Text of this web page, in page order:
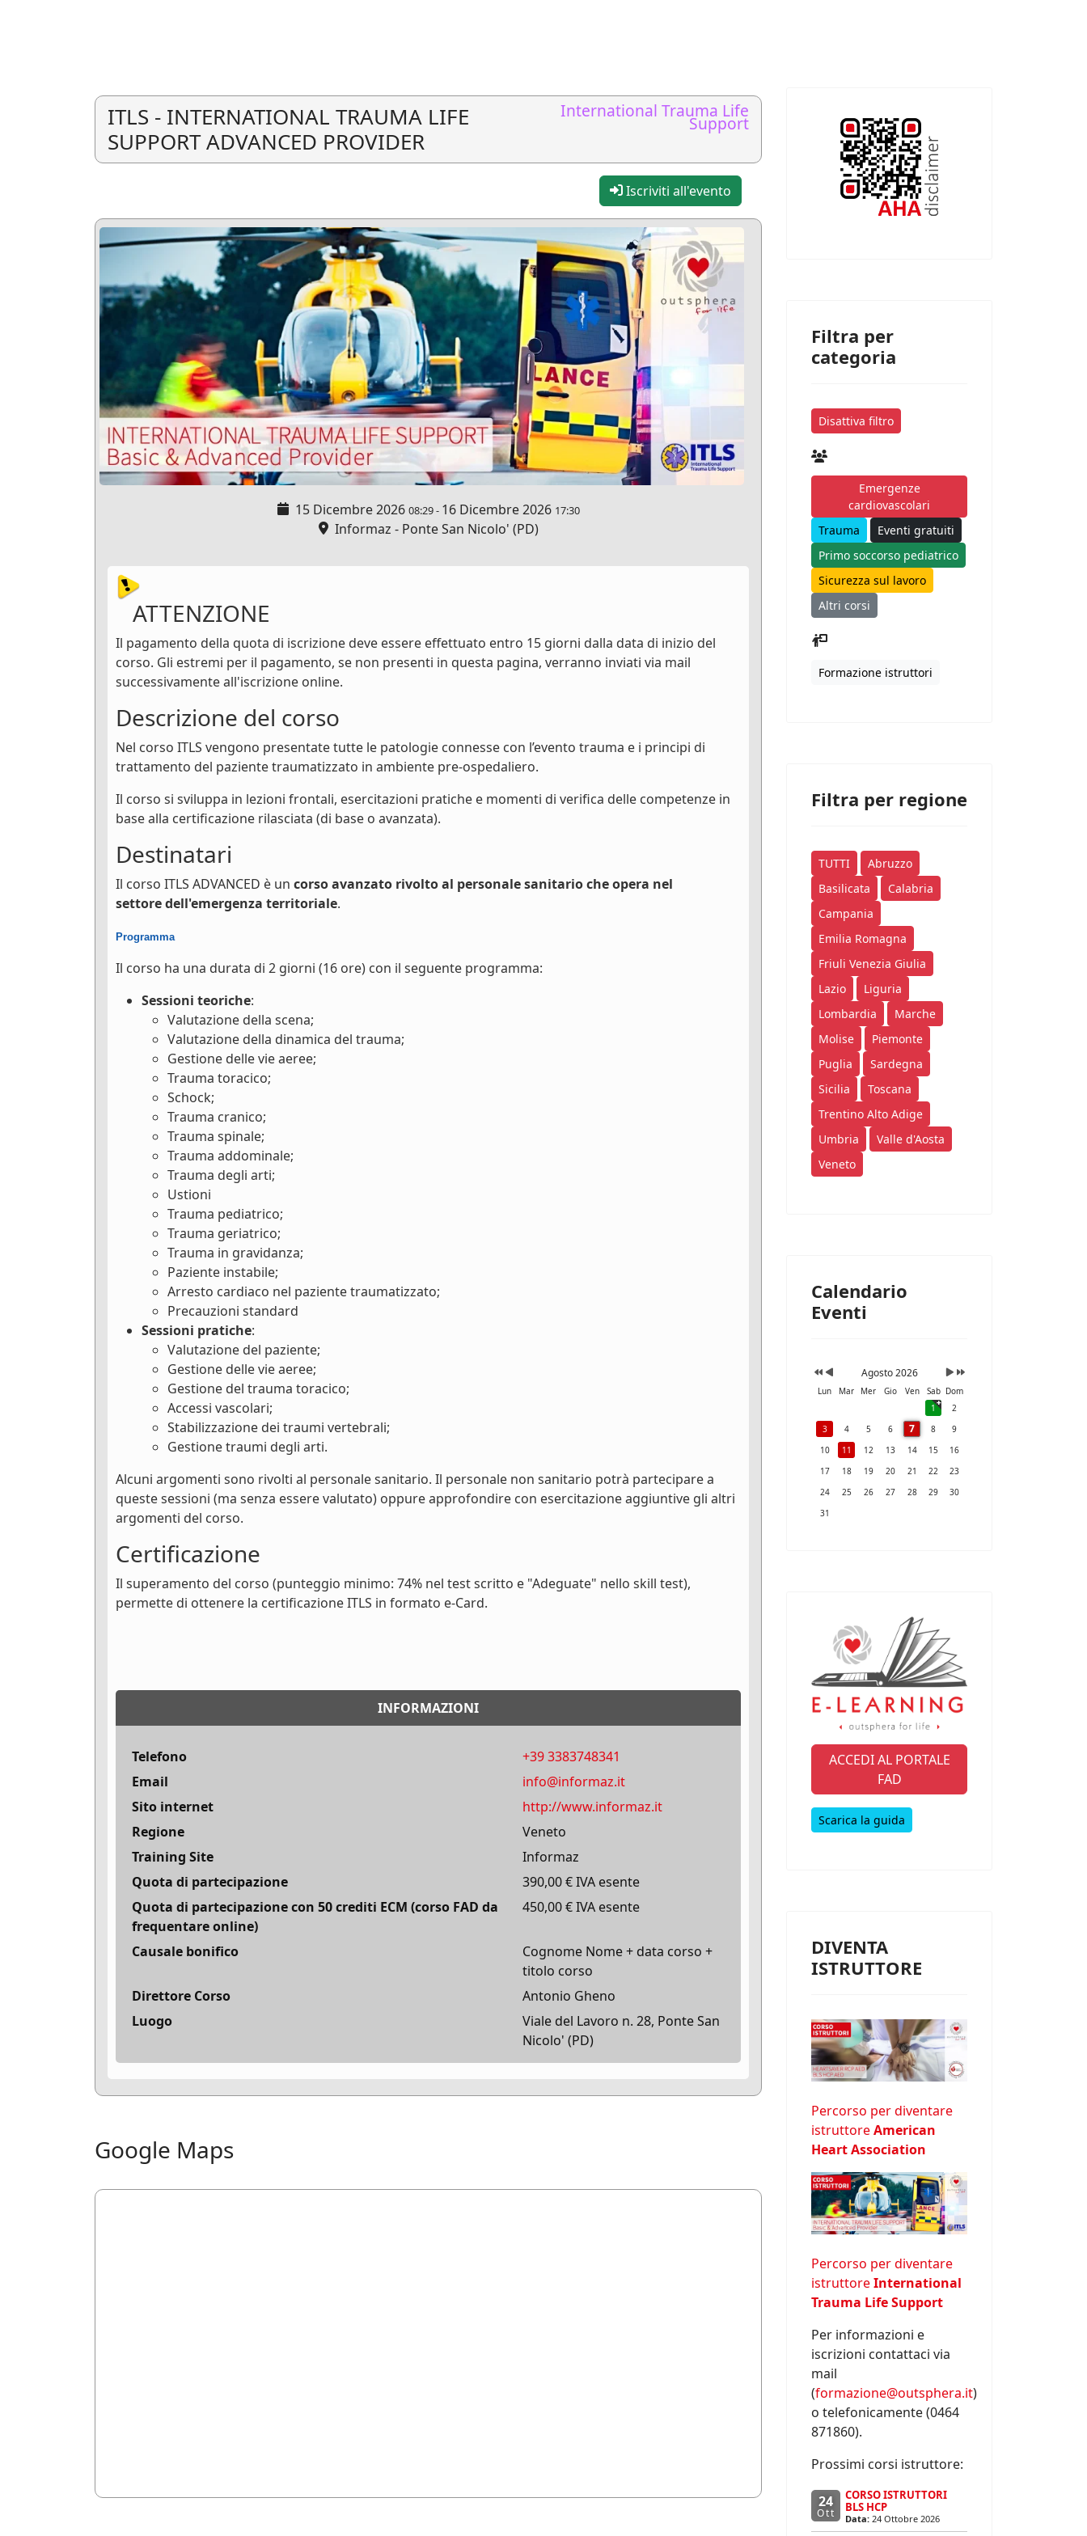
ITLS - INTERNATIONAL TRAUMA LIFE
SUPPORT ADVANCED PROVIDER
International Trauma Life
Support
Iscriviti all'evento
15 Dicembre 2026 08:29- 16 Dicembre 2026 17:30
Informaz - Ponte San Nicolo' (PD)
ATTENZIONE
Il pagamento della quota di iscrizione deve essere effettuato entro 15 giorni dalla data di inizio del
corso. Gli estremi per il pagamento, se non presenti in questa pagina, verranno inviati via mail
successivamente all'iscrizione online.
Descrizione del corso
Nel corso ITLS vengono presentate tutte le patologie connesse con l’evento trauma e i principi di
trattamento del paziente traumatizzato in ambiente pre-ospedaliero.
Il corso si sviluppa in lezioni frontali, esercitazioni pratiche e momenti di verifica delle competenze in
base alla certificazione rilasciata (di base o avanzata).
Destinatari
Il corso ITLS ADVANCED è un corso avanzato rivolto al personale sanitario che opera nel
settore dell'emergenza territoriale.
Programma
Il corso ha una durata di 2 giorni (16 ore) con il seguente programma:
Sessioni teoriche:
Valutazione della scena;
Valutazione della dinamica del trauma;
Gestione delle vie aeree;
Trauma toracico;
Schock;
Trauma cranico;
Trauma spinale;
Trauma addominale;
Trauma degli arti;
Ustioni
Trauma pediatrico;
Trauma geriatrico;
Trauma in gravidanza;
Paziente instabile;
Arresto cardiaco nel paziente traumatizzato;
Precauzioni standard
Sessioni pratiche:
Valutazione del paziente;
Gestione delle vie aeree;
Gestione del trauma toracico;
Accessi vascolari;
Stabilizzazione dei traumi vertebrali;
Gestione traumi degli arti.
Alcuni argomenti sono rivolti al personale sanitario. Il personale non sanitario potrà partecipare a
queste sessioni (ma senza essere valutato) oppure approfondire con esercitazione aggiuntive gli altri
argomenti del corso.
Certificazione
Il superamento del corso (punteggio minimo: 74% nel test scritto e "Adeguate" nello skill test),
permette di ottenere la certificazione ITLS in formato e-Card.
INFORMAZIONI
Telefono
+39 3383748341
Email
info@informaz.it
Sito internet
http://www.informaz.it
Regione
Veneto
Training Site
Informaz
Quota di partecipazione
390,00 € IVA esente
Quota di partecipazione con 50 crediti ECM (corso FAD da
frequentare online)
450,00 € IVA esente
Causale bonifico
Cognome Nome + data corso +
titolo corso
Direttore Corso
Antonio Gheno
Luogo
Viale del Lavoro n. 28, Ponte San
Nicolo' (PD)
Google Maps
Filtra per
categoria
Disattiva filtro
Emergenze
cardiovascolari
Trauma
Eventi gratuiti
Primo soccorso pediatrico
Sicurezza sul lavoro
Altri corsi
Formazione istruttori
Filtra per regione
TUTTI
Abruzzo
Basilicata
Calabria
Campania
Emilia Romagna
Friuli Venezia Giulia
Lazio
Liguria
Lombardia
Marche
Molise
Piemonte
Puglia
Sardegna
Sicilia
Toscana
Trentino Alto Adige
Umbria
Valle d'Aosta
Veneto
Calendario
Eventi
Agosto 2026
Lun Mar Mer Gio Ven Sab Dom
1
2
3
4 5 6 7 8
9
10
11 12 13 14 15
16
17
18 19 20 21 22
23
24
25 26 27 28 29
30
31
ACCEDI AL PORTALE
FAD
Scarica la guida
DIVENTA
ISTRUTTORE
Percorso per diventare
istruttoreAmerican
Heart Association
Percorso per diventare
istruttoreInternational
Trauma Life Support
Per informazioni e
iscrizioni contattaci via
mail
(formazione@outsphera.it)
o telefonicamente (0464
871860).
Prossimi corsi istruttore:
24
Ott
CORSO ISTRUTTORI
BLS HCP
Data: 24 Ottobre 2026